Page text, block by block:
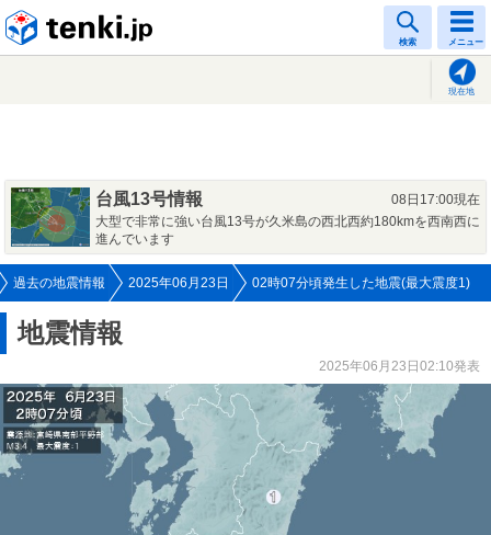
検索 メニュー
現在地
台風13号情報
08日17:00現在
大型で非常に強い台風13号が久米島の西北西約180kmを西南西に
進んでいます
過去の地震情報 2025年06月23日 02時07分頃発生した地震(最大震度1)
地震情報
2025年06月23日02:10発表